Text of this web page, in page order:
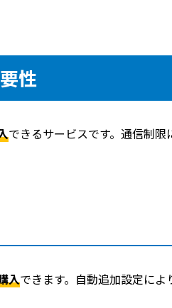
性
できるサービスです。通信制限
入できます。自動追加設定によ